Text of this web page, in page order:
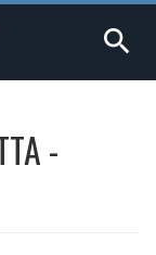
search
-